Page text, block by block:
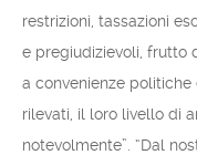
restrizioni, tassazioni
e pregiudizievoli, frutto
a convenienze
rilevati, il loro livello di
notevolmente”. “Dal